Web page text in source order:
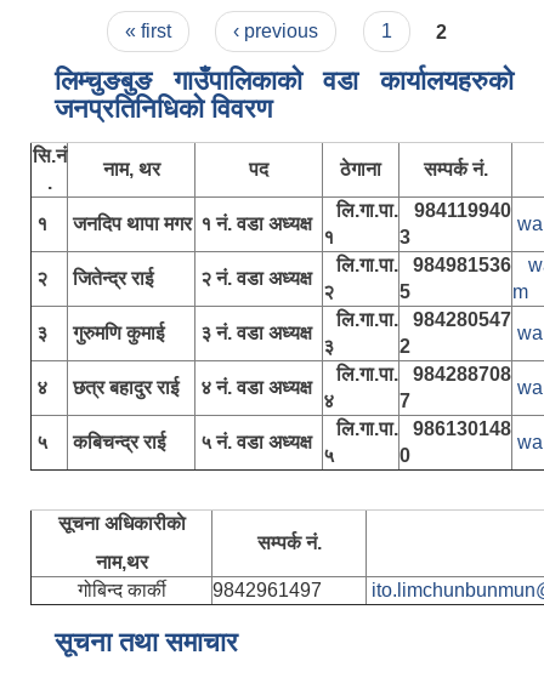
Pages« first ‹ previous 1 2
लिम्चुङबुङ गाउँपालिकाकाे वडा कार्यालयहरुकाे
जनप्रतिनिधिकाे विवरण
सि.नं
.
नाम, थर पद ठेगाना सम्पर्क नं.
१ जनदिप थापा मगर १ नं. वडा अध्यक्ष
लि.गा.पा.
१
984119940
3
२ जितेन्द्र राई २ नं. वडा अध्यक्ष
लि.गा.पा.
२
984981536
5
m
३
गुरुमणि कुमाई ३ नं. वडा अध्यक्ष
लि.गा.पा.
३
984280547
2
४ छत्र बहादुर राई ४ नं. वडा अध्यक्ष
लि.गा.पा.
४
984288708
7
५ कबिचन्द्र राई ५ नं. वडा अध्यक्ष
लि.गा.पा.
५
986130148
0
सूचना अधिकारीकाे
नाम,थर
सम्पर्क नं.
गोबिन्द कार्की 9842961497
सूचना तथा समाचार